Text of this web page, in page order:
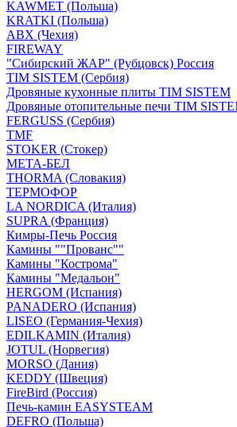
KAWMET (Польша)
KRATKI (Польша)
ABX (Чехия)
FIREWAY
"Сибирский ЖАР" (Рубцовск) Россия
TIM SISTEM (Сербия)
Дровяные кухонные плиты TIM SISTEM
Дровяные отопительные печи TIM
FERGUSS (Сербия)
TMF
STOKER (Стокер)
МЕТА-БЕЛ
THORMA (Словакия)
ТЕРМОФОР
LA NORDICA (Италия)
SUPRA (Франция)
Кимры-Печь Россия
Камины ""Прованс""
Камины "Кострома"
Камины "Медальон"
HERGOM (Испания)
PANADERO (Испания)
LISEO (Германия-Чехия)
EDILKAMIN (Италия)
JOTUL (Норвегия)
MORSO (Дания)
KEDDY (Швеция)
FireBird (Россия)
Печь-камин EASYSTEAM
DEFRO (Польша)